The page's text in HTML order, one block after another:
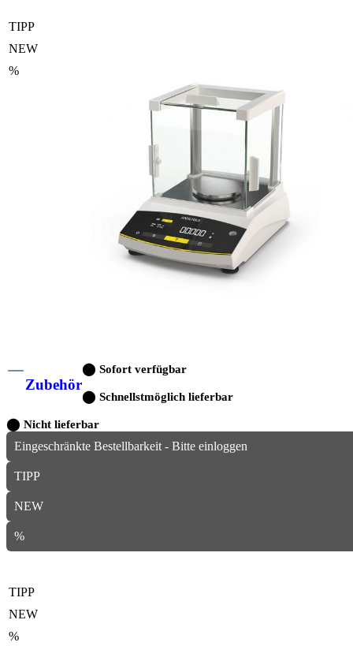
TIPP
NEW
%
Zubehör
⬤ Sofort verfügbar
⬤ Schnellstmöglich lieferbar
⬤ Nicht lieferbar
Eingeschränkte Bestellbarkeit - Bitte einloggen
TIPP
NEW
%
TIPP
NEW
%